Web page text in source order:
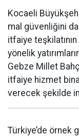
Kocaeli
mal güvenliğini
itfaiye
yönelik
Gebze Millet
itfaiye hizmet
verecek şekilde
Türkiye’de örnek